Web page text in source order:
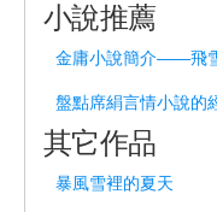
小說推薦
金庸小說簡介——飛
盤點席絹言情小說的
其它作品
暴風雪裡的夏天